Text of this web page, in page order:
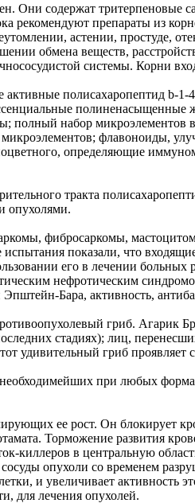
Они содержат
препараты из
астении, простуде,
обмена веществ,
системы. Корни
полисахаропептид
набор микроэлементов
флавоноиды,
определяющие
тракта
опухолями.
фибросаркомы,
показали, что
его в лечении
нефротическим
Бара, активность,
гриб. Агарик
стадиях); лиц,
удивительный гриб
необходимейших при любых
ее рост. Он блокирует
Торможение развития
киллеров в центральную
опухоли со временем
и увеличивает
для лечения опухолей.